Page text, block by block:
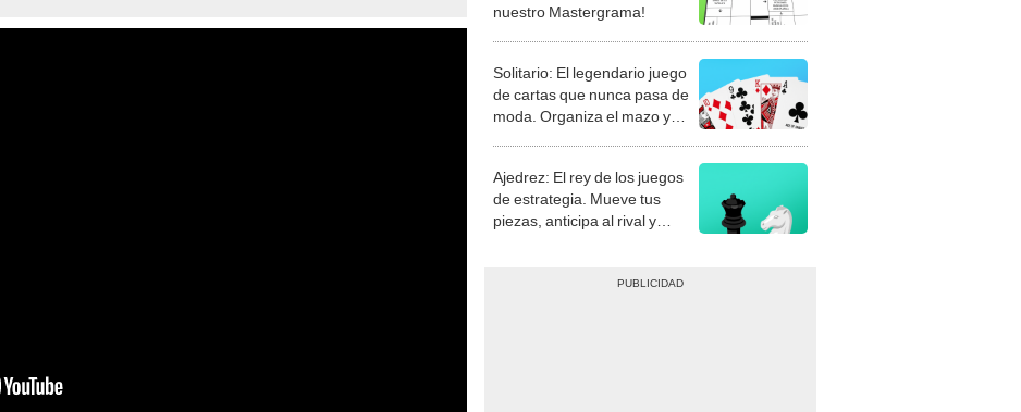
nuestro Mastergrama!
Solitario: El legendario juego
de cartas que nunca pasa de
moda. Organiza el mazo y
Ajedrez: El rey de los juegos
de estrategia. Mueve tus
piezas, anticipa al rival y